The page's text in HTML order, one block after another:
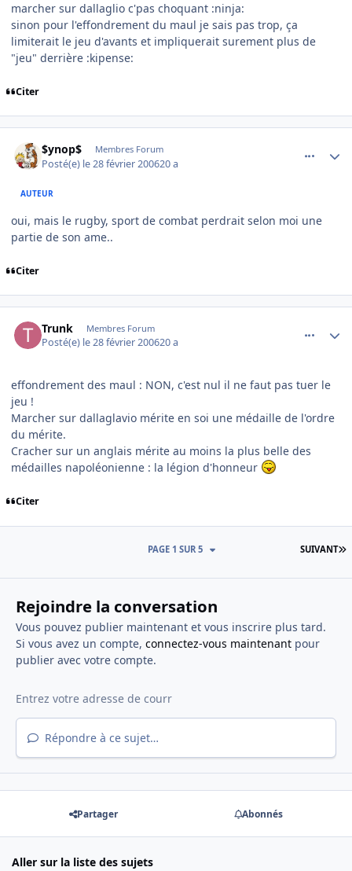
marcher sur dallaglio c'pas choquant :ninja:
sinon pour l'effondrement du maul je sais pas trop, ça
limiterait le jeu d'avants et impliquerait surement plus de
"jeu" derrière :kipense:
Citer
$ynop$ Membres Forum
Posté(e) le 28 février 200620 a
AUTEUR
oui, mais le rugby, sport de combat perdrait selon moi une
partie de son ame..
Citer
Trunk Membres Forum
Posté(e) le 28 février 200620 a
effondrement des maul : NON, c'est nul il ne faut pas tuer le
jeu !
Marcher sur dallaglavio mérite en soi une médaille de l'ordre
du mérite.
Cracher sur un anglais mérite au moins la plus belle des
médailles napoléonienne : la légion d'honneur
Citer
SUIVANT
PAGE 1 SUR 5
Rejoindre la conversation
Vous pouvez publier maintenant et vous inscrire plus tard.
Si vous avez un compte, connectez-vous maintenantpour
publier avec votre compte.
Répondre à ce sujet…
Partager Abonnés
Aller sur la liste des sujets